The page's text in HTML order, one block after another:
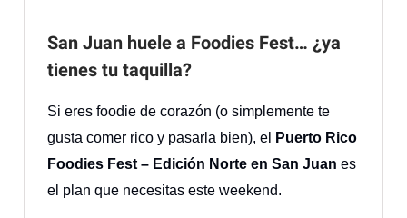
San Juan huele a Foodies Fest… ¿ya
tienes tu taquilla?
Si eres foodie de corazón (o simplemente te
gusta comer rico y pasarla bien), el
Puerto Rico
Foodies Fest – Edición Norte en San Juan es
el plan que necesitas este weekend.